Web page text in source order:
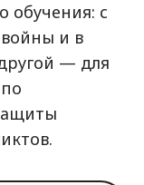
с
и в
— для